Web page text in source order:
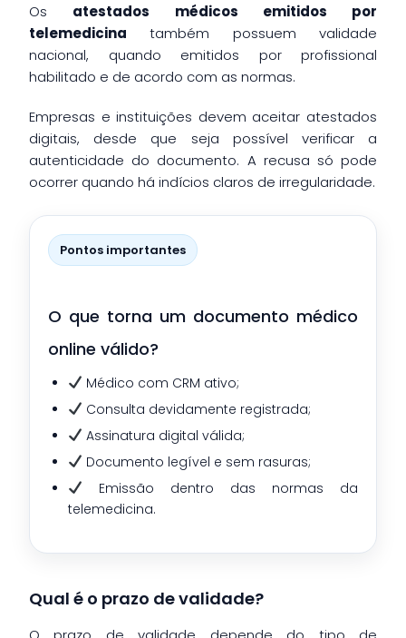
Os atestados médicos emitidos por
telemedicina também possuem validade
nacional, quando emitidos por profissional
habilitado e de acordo com as normas.
Empresas e instituições devem aceitar atestados
digitais, desde que seja possível verificar a
autenticidade do documento. A recusa só pode
ocorrer quando há indícios claros de irregularidade.
Pontos importantes
O que torna um documento médico
online válido?
Médico com CRM ativo;
Consulta devidamente registrada;
Assinatura digital válida;
Documento legível e sem rasuras;
Emissão dentro das normas da
telemedicina.
Qual é o prazo de validade?